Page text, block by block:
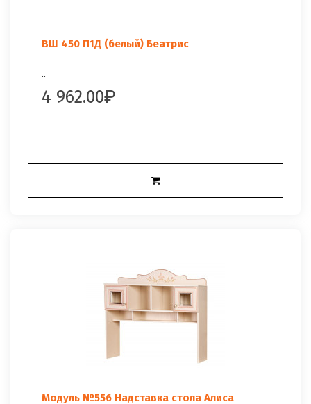
ВШ 450 П1Д (белый) Беатрис
..
4 962.00
Модуль №556 Надставка стола Алиса